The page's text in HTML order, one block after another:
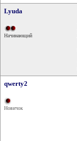
Lyuda
Начинающий
qwerty2
Новичок